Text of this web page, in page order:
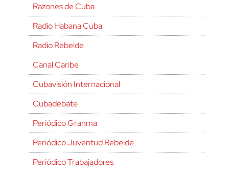
Razones de Cuba
Radio Habana Cuba
Radio Rebelde
Canal Caribe
Cubavisión Internacional
Cubadebate
Periódico Granma
Periódico Juventud Rebelde
Periódico Trabajadores